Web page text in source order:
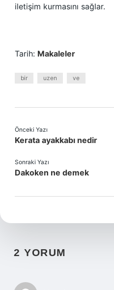
iletişim kurmasını sağlar.
Tarih: Makaleler
bir uzen ve
Önceki Yazı
Kerata ayakkabı nedir
Sonraki Yazı
Dakoken ne demek
2 YORUM